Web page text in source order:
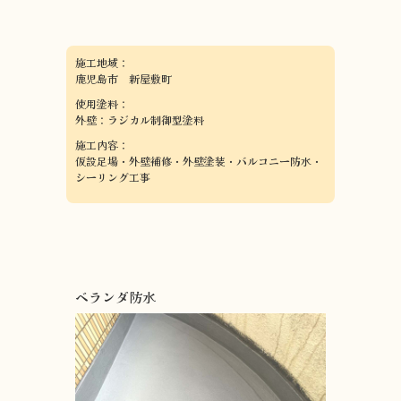
施工地域：
鹿児島市 新屋敷町
使用塗料：
外壁：ラジカル制御型塗料
施工内容：
仮設足場・外壁補修・外壁塗装・バルコニー防水・
シーリング工事
ベランダ防水